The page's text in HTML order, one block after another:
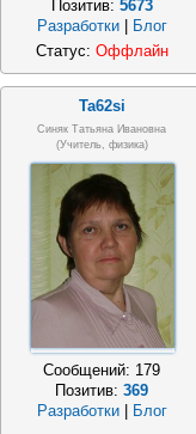
Позитив: 5673
Разработки
Блог
Статус: Оффлайн
Ta62si
Синяк Татьяна Ивановна
(Учитель, физика)
Сообщений: 179
Позитив:369
Разработки
Блог